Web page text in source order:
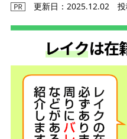
更新日：2025.12.02